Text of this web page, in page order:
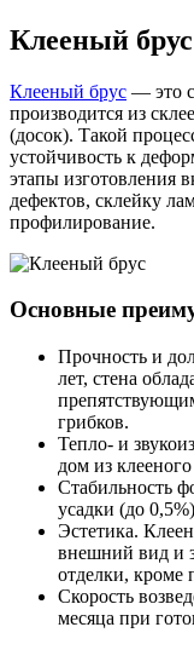
Клееный брус
Клееный брус — это
производится из
(досок). Такой
устойчивость к
этапы изготовления
дефектов, склейку
профилирование.
Основные
Прочность и
лет, стена
грибков.
Тепло- и
дом из
Стабильность
усадки (до
Эстетика.
внешний вид и
отделки, кроме
Скорость
месяца при